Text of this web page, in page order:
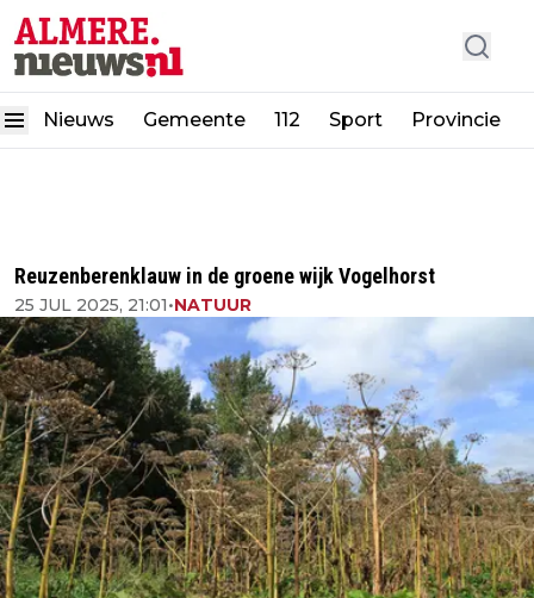
Nieuws Gemeente 112 Sport Provincie
Reuzenberenklauw in de groene wijk Vogelhorst
25 JUL 2025, 21:01•NATUUR